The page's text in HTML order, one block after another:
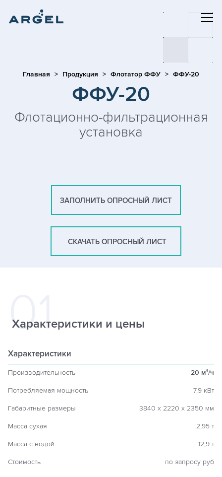
Главная Продукция Флотатор ФФУ ФФУ-20
ФФУ-20
Флотационно-фильтрационная
установка
ЗАПОЛНИТЬ ОПРОСНЫЙ ЛИСТ
СКАЧАТЬ ОПРОСНЫЙ ЛИСТ
Характеристики и цены
Характеристики
Производительность 20 м3/ч
Потребляемая мощность 7,9 кВт
Габаритные размеры 3840 х 2220 х 2350 мм
Масса сухая 2,95 т
Масса с водой 12,9 т
Стоимость по запросу руб